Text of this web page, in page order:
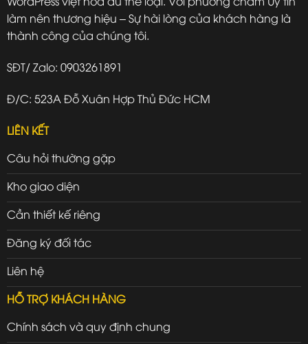
làm nên thương hiệu – Sự hài lòng của khách hàng là
thành công của chúng tôi.
SĐT/ Zalo: 0903261891
Đ/C: 523A Đỗ Xuân Hợp Thủ Đức HCM
LIÊN KẾT
Câu hỏi thường gặp
Kho giao diện
Cần thiết kế riêng
Đăng ký đối tác
Liên hệ
HỖ TRỢ KHÁCH HÀNG
Chính sách và quy định chung